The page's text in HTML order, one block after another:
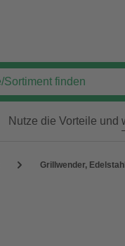
Nutze die Vorteile und
Grillwender, Edelstahl